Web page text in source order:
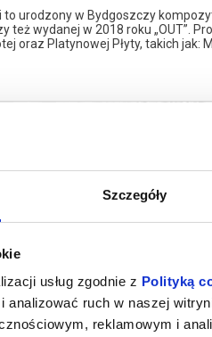
Szczegóły
usług zgodnie z Polityką
analizować ruch w naszej
reklamowym i
to urodzony w Bydgoszczy
też wydanej w 2018 roku „OUT”.
oraz Platynowej Płyty, takich